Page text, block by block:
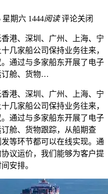
星期六 1444阅读 评论关闭
港、深圳、广州、上海、宁
几家船公司保持业务往来，
通过与多家船东开展了电子
订舱、货物…
港、深圳、广州、上海、宁
几家船公司保持业务往来，
通过与多家船东开展了电子
舱、货物跟踪，从船期查
等环节都可以在线实现。通
议运价，我们能够为客户提
安排。